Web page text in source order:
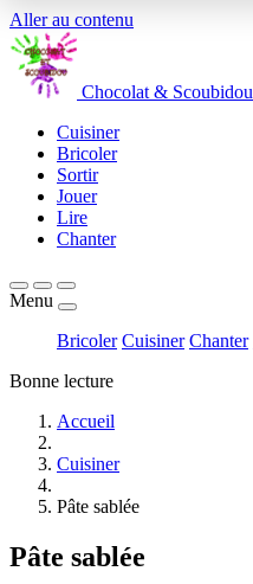
Aller au contenu
Chocolat & Scoubidou
Cuisiner
Bricoler
Sortir
Jouer
Lire
Chanter
Menu
Bricoler Cuisiner Chanter
Bonne lecture
Accueil
Cuisiner
Pâte sablée
Pâte sablée